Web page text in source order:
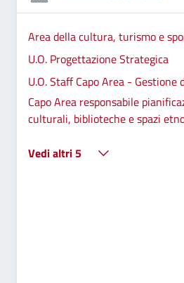
Area della cultura, turismo e
U.O. Progettazione Strategica
U.O. Staff Capo Area - Gestione
Capo Area responsabile
culturali, biblioteche e spazi
Vedi altri 5